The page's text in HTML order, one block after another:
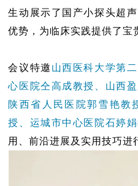
生动展示了国产小探头超
优势，为临床实践提供了宝
会议特邀 山西医科大学第
心医院仝高成教授、山西
陕西省人民医院郭雪艳教
授、运城市中心医院石婷
用、前沿进展及实用技巧进